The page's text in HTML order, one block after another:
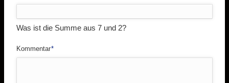
Was ist die Summe aus 7 und 2?
Pflichtfeld
Kommentar*